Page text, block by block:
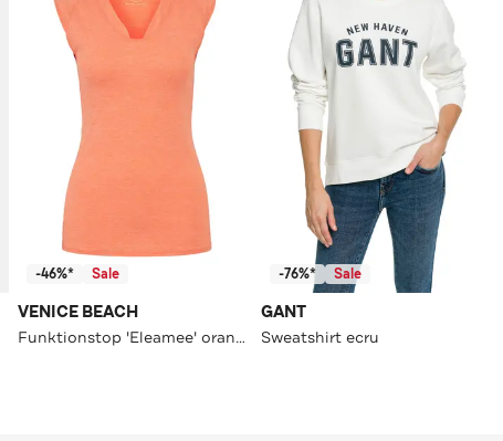
-46%* Sale
VENICE BEACH
Funktionstop 'Eleamee' orange
-76%* Sale
GANT
Sweatshirt ecru